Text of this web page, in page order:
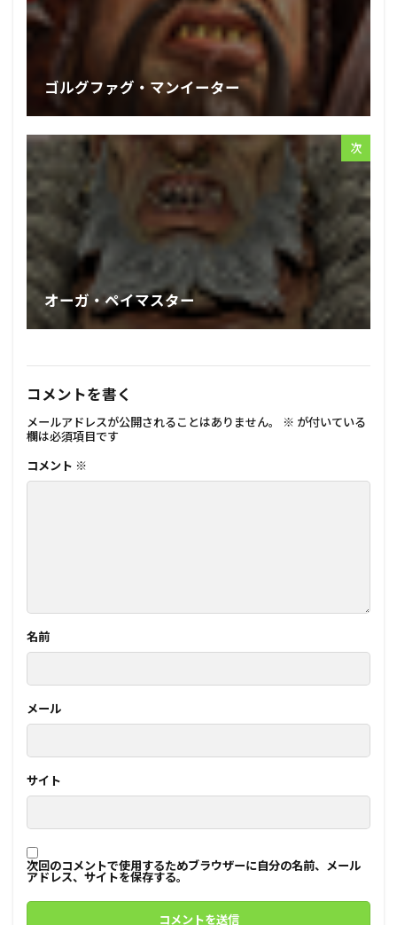
ゴルグファグ・マンイーター
次
オーガ・ペイマスター
コメントを書く
メールアドレスが公開されることはありません。 ※ が付いている
欄は必須項目です
コメント ※
名前
メール
サイト
次回のコメントで使用するためブラウザーに自分の名前、メール
アドレス、サイトを保存する。